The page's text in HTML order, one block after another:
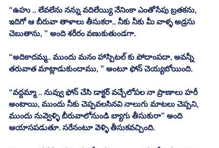
“ఉహు .. లేవలేను నన్ను వదిలేయ్యి నేనింకా ఎంతోసేపు బ్రతకను,
ఇదిగో ఆ బీరువా తాళాలు తీసుకరా.. నీకు నీకు మీ వాళ్ళ అడ్రసు
చెబుతాను, ” అంది శరీరం వణుకుతుండగా.
“అదికాదమ్మ.. ముందు మనం హాస్పిటల్ కు పోదాంపదా, అవన్నీ
తరువాత మాట్లాడుకుందాము, ” అంటూ ఫోన్ చెయ్యబోయింది.
“వద్దమ్మా .. నువ్వు ఫోన్ చేసి డాక్టర్ వచ్చేలోపల నా ప్రాణాలు హరీ
అంటాయి, ముందు నీకు చెప్పవలసినవి నాలుగు మాటలు చెప్పని,
ముందు నువ్వెళ్ళి బీరువాలోనుండి బ్యాగు తీసుకురా” అంది
ఆయాసపడుతూ. సరేనంటూ వెళ్ళి తీసుకవచ్చింది.